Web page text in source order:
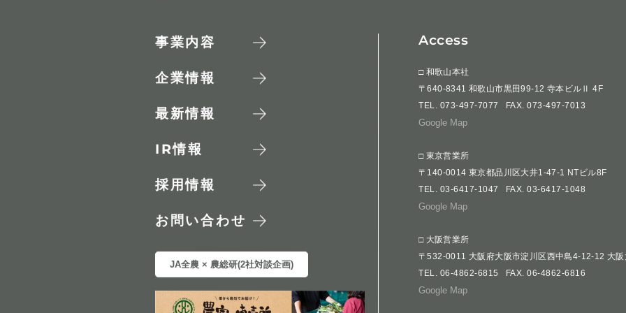
事業内容
企業情報
最新情報
IR情報
採用情報
お問い合わせ
JA全農 × 農総研(2社対談企画)
Access
□ 和歌山本社
〒640-8341 和歌山市黒田99-12 寺本ビルⅡ 4F
TEL. 073-497-7077 FAX. 073-497-7013
Google Map
□ 東京営業所
〒140-0014 東京都品川区大井1-47-1 NTビル8F
TEL. 03-6417-1047 FAX. 03-6417-1048
Google Map
□ 大阪営業所
〒532-0011 大阪府大阪市淀川区西中島4-12-12 大
TEL. 06-4862-6815 FAX. 06-4862-6816
Google Map